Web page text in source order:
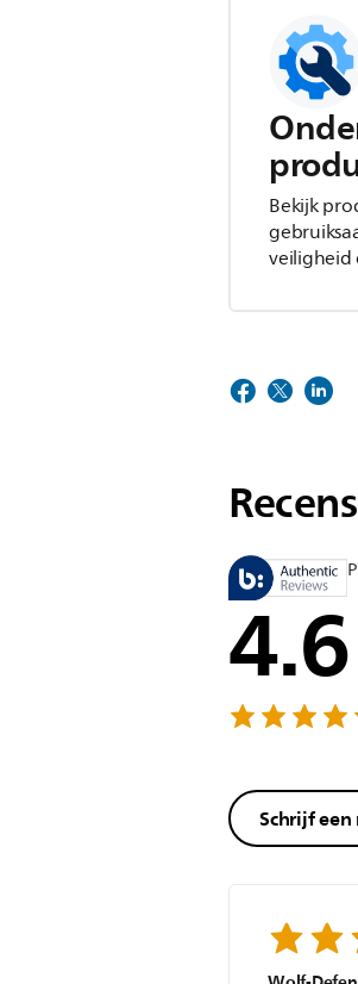
Bekijk
veiligheid
4.6
Schrijf